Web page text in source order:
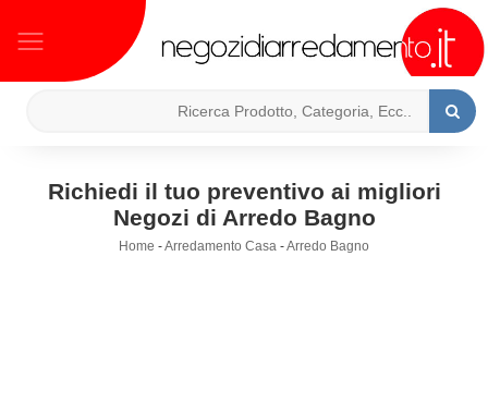
Richiedi il tuo preventivo ai migliori
Negozi di Arredo Bagno
Home -Arredamento Casa -Arredo Bagno